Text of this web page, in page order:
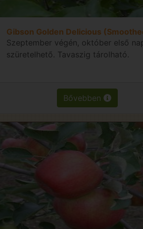
Gibson Golden Delicious
Szeptember végén, október első
szüretelhető. Tavaszig tárolható.
Bővebben